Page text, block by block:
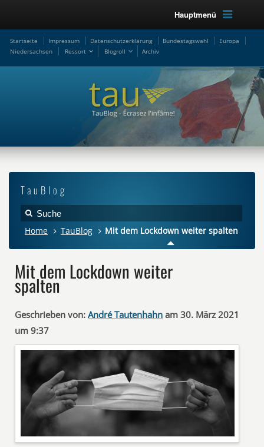
Hauptmenü
Startseite Impressum Datenschutzerklärung Bundestagswahl
Europa
Niedersachsen
Ressort Blogroll Archiv
TauBlog
Home TauBlog Mit dem Lockdown weiter spalten
Mit dem Lockdown weiter
spalten
Geschrieben von: André Tautenhahn am 30. März 2021
um 9:37